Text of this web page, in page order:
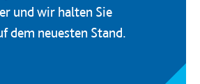
und wir halten Sie
dem neuesten Stand.